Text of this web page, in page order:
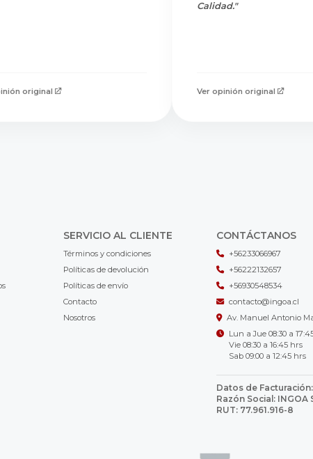
original
Calidad."
Ver opinión original
SERVICIO AL CLIENTE
Términos y condiciones
Políticas de devolución
Políticas de envío
Contacto
Nosotros
CONTÁCTANOS
+56233066967
+56222132657
+56930548534
contacto@ingoa.cl
Av. Manuel Antonio
Lun a Jue 08:30 a
Vie 08:30 a 16:45 hrs
Sab 09:00 a 12:45 hrs
Datos de Facturación:
Razón Social: INGOA
RUT: 77.961.916-8